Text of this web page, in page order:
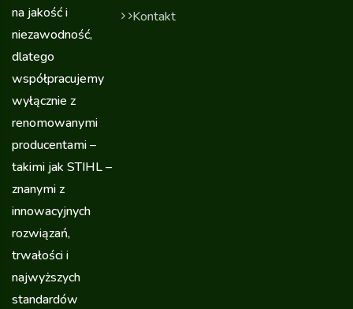
na jakość i
niezawodność,
dlatego
współpracujemy
wyłącznie z
renomowanymi
producentami –
takimi jak STIHL –
znanymi z
innowacyjnych
rozwiązań,
trwałości i
najwyższych
standardów
Kontakt